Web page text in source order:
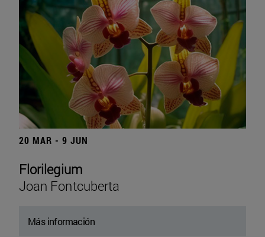
20 MAR - 9 JUN
Florilegium
Joan Fontcuberta
Más información